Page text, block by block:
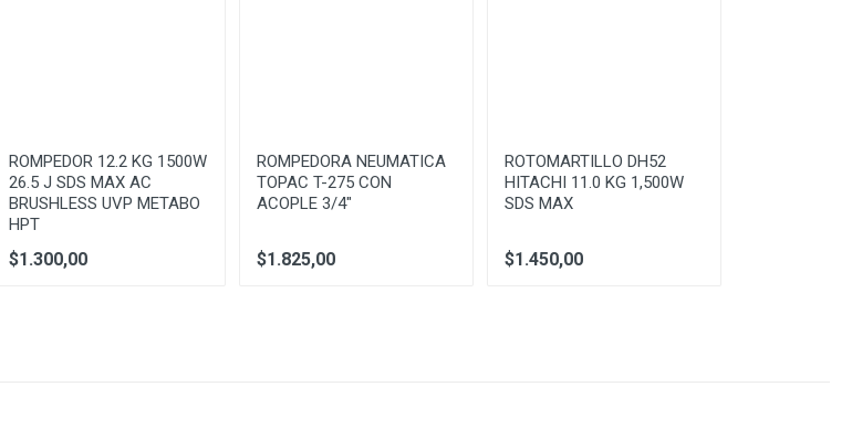
ROMPEDOR 12.2 KG 1500W
26.5 J SDS MAX AC
BRUSHLESS UVP METABO
HPT
$1.300,00
ROMPEDORA NEUMATICA
TOPAC T-275 CON
ACOPLE 3/4"
$1.825,00
ROTOMARTILLO DH52
HITACHI 11.0 KG 1,500W
SDS MAX
$1.450,00